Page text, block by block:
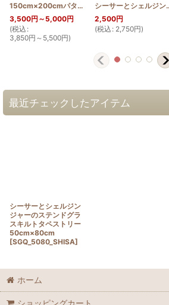
150cm×200cmパターン(ホンコンオーキッドとバードオブパラダイス)
3,500円 ～5,000円
(税込 :
3,850円 ～5,500円)
シーサーとシェルジンジャー
2,500円
(税込 : 2,750円)
最近チェックしたアイテム
シーサーとシェルジン
ジャーのステンドグラ
スキルトタペストリー
50cm×80cm
[SGQ_5080_SHISA]
ホーム
ショッピングカート